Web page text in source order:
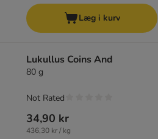
Læg i kurv
Lukullus Coins And
80 g
34,90 kr
436,30 kr / kg
Not Rated